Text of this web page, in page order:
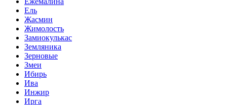
Ель
Жасмин
Жимолость
Замиокулькас
Земляника
Зерновые
Змеи
Ибирь
Ива
Инжир
Ирга